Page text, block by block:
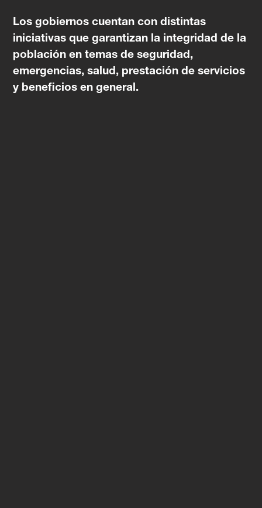
Los gobiernos cuentan con distintas
iniciativas que garantizan la integridad de la
población en temas de seguridad,
emergencias, salud, prestación de servicios
y beneficios en general.